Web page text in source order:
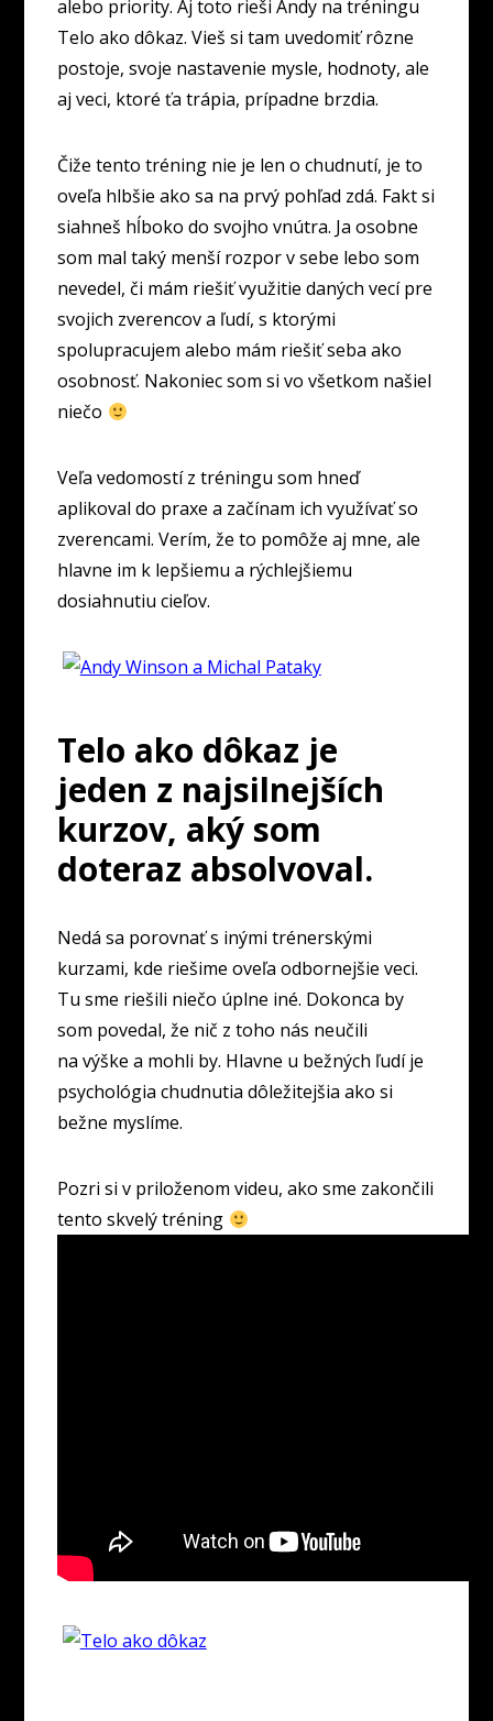
alebo priority. Aj toto rieši Andy na tréningu
Telo ako dôkaz. Vieš si tam uvedomiť rôzne
postoje, svoje nastavenie mysle, hodnoty, ale
aj veci, ktoré ťa trápia, prípadne brzdia.
Čiže tento tréning nie je len o chudnutí, je to
oveľa hlbšie ako sa na prvý pohľad zdá. Fakt si
siahneš hĺboko do svojho vnútra. Ja osobne
som mal taký menší rozpor v sebe lebo som
nevedel, či mám riešiť využitie daných vecí pre
svojich zverencov a ľudí, s ktorými
spolupracujem alebo mám riešiť seba ako
osobnosť. Nakoniec som si vo všetkom našiel
niečo
Veľa vedomostí z tréningu som hneď
aplikoval do praxe a začínam ich využívať so
zverencami. Verím, že to pomôže aj mne, ale
hlavne im k lepšiemu a rýchlejšiemu
dosiahnutiu cieľov.
Telo ako dôkaz je
jeden z najsilnejších
kurzov, aký som
doteraz absolvoval.
Nedá sa porovnať s inými trénerskými
kurzami, kde riešime oveľa odbornejšie veci.
Tu sme riešili niečo úplne iné. Dokonca by
som povedal, že nič z toho nás neučili
na výške a mohli by. Hlavne u bežných ľudí je
psychológia chudnutia dôležitejšia ako si
bežne myslíme.
Pozri si v priloženom videu, ako sme zakončili
tento skvelý tréning